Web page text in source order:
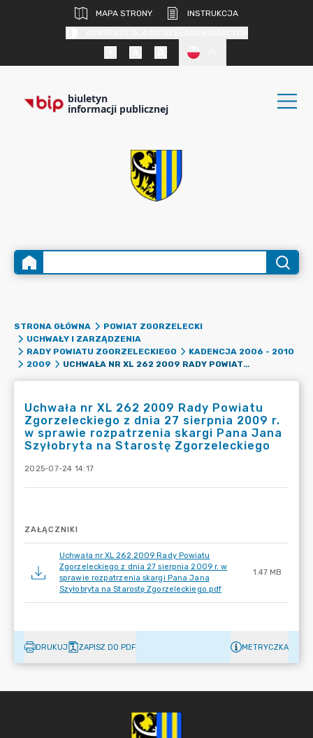
MAPA STRONY
INSTRUKCJA
biuletyn
informacji publicznej
STRONA GŁÓWNA
POWIAT ZGORZELECKI
UCHWAŁY I ZARZĄDZENIA
RADY POWIATU ZGORZELECKIEGO
KADENCJA 2006 - 2010
2009
UCHWAŁA NR XL 262 2009 RADY POWIATU ZGORZELECKIEGO Z DNIA 27 SIERPNIA 2009 R. W SPRAWIE ROZPATRZENIA SKARGI PANA JANA SZYŁOBRYTA NA STAROSTĘ ZGORZELECKIEGO
Uchwała nr XL 262 2009 Rady Powiatu
Zgorzeleckiego z dnia 27 sierpnia 2009 r.
w sprawie rozpatrzenia skargi Pana Jana
Szyłobryta na Starostę Zgorzeleckiego
2025-07-24 14:17
ZAŁĄCZNIKI
Uchwała nr XL 262 2009 Rady Powiatu
Zgorzeleckiego z dnia 27 sierpnia 2009 r. w
sprawie rozpatrzenia skargi Pana Jana
Szyłobryta na Starostę Zgorzeleckiego.pdf
1.47 MB
DRUKUJ ZAPISZ DO PDF METRYCZKA